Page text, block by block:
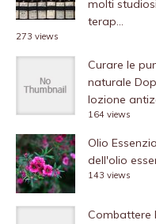
molti
terap...
273 views
Curare le
naturale
lozione
164 views
Olio
dell'olio
143 views
Combattere